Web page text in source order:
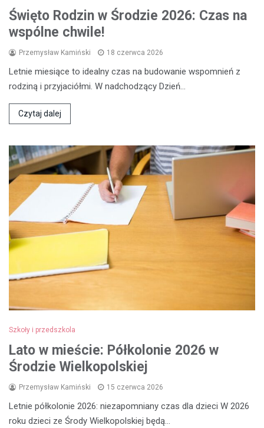
Święto Rodzin w Środzie 2026: Czas na
wspólne chwile!
Przemysław Kamiński 18 czerwca 2026
Letnie miesiące to idealny czas na budowanie wspomnień z
rodziną i przyjaciółmi. W nadchodzący Dzień…
Czytaj dalej
Szkoły i przedszkola
Lato w mieście: Półkolonie 2026 w
Środzie Wielkopolskiej
Przemysław Kamiński 15 czerwca 2026
Letnie półkolonie 2026: niezapomniany czas dla dzieci W 2026
roku dzieci ze Środy Wielkopolskiej będą…